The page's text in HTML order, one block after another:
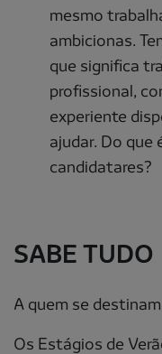
mesmo
ambicionas.
que significa
profissional,
experiente
ajudar. Do que
candidatares?
SABE TUDO
A quem se destinam
Os Estágios de